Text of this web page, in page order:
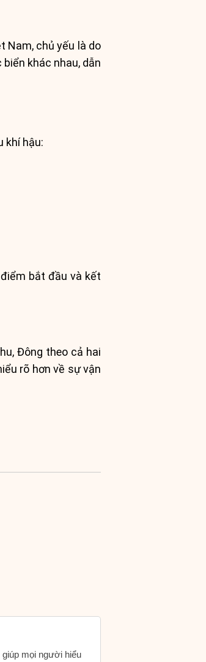
Nam, chủ yếu là do
khác nhau, dẫn
khí hậu:
bắt đầu và kết
Đông theo cả hai
rõ hơn về sự vận
mọi người hiểu